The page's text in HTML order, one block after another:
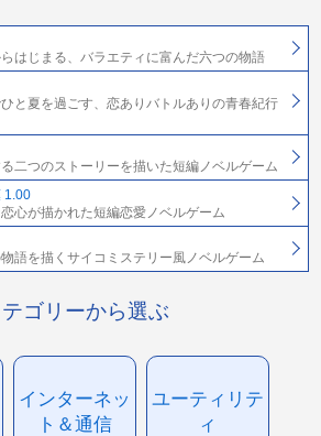
はじまる、バラエティに富んだ六つの物語
と夏を過ごす、恋ありバトルありの青春紀行
二つのストーリーを描いた短編ノベルゲーム
1.00
心が描かれた短編恋愛ノベルゲーム
語を描くサイコミステリー風ノベルゲーム
テゴリーから選ぶ
インターネッ
ト＆通信
ユーティリテ
ィ